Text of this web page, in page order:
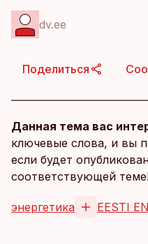
dv.ee
Поделиться
Данная тема вас
ключевые слова, и вы
если будет
соответствующей
энергетика EESTI